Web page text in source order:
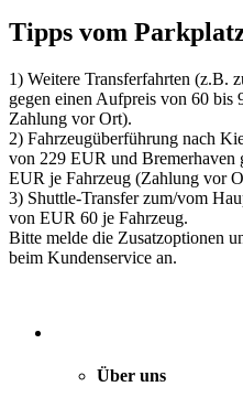
Tipps vom
1) Weitere Transferfahrten (z.B.
gegen einen Aufpreis von 60 bis
Zahlung vor Ort).
2) Fahrzeugüberführung nach
von 229 EUR und Bremerhaven
EUR je Fahrzeug (Zahlung vor
3) Shuttle-Transfer zum/vom
von EUR 60 je Fahrzeug.
Bitte melde die Zusatzoptionen
beim Kundenservice an.
Über uns